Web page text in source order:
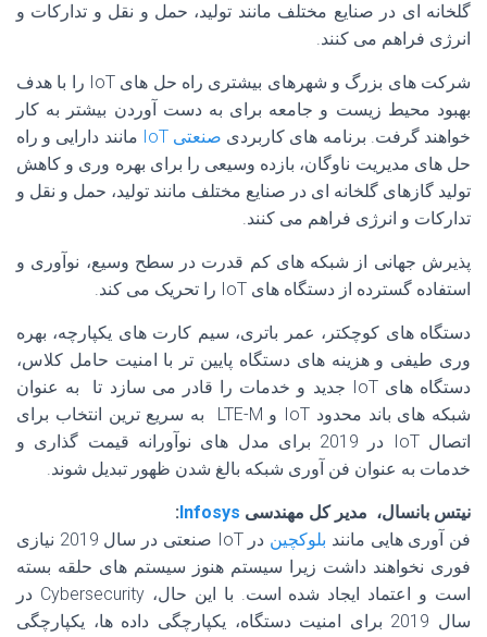
گلخانه ای در صنایع مختلف مانند تولید، حمل و نقل و تدارکات و
انرژی فراهم می کنند.
شرکت های بزرگ و شهرهای بیشتری راه حل های IoT را با هدف
بهبود محیط زیست و جامعه برای به دست آوردن بیشتر به کار
خواهند گرفت. برنامه های کاربردی صنعتی IoT
مانند دارایی و راه
حل های مدیریت ناوگان، بازده وسیعی را برای بهره وری و کاهش
تولید گازهای گلخانه ای در صنایع مختلف مانند تولید، حمل و نقل و
تدارکات و انرژی فراهم می کنند.
پذیرش جهانی از شبکه های کم قدرت در سطح وسیع، نوآوری و
استفاده گسترده از دستگاه های IoT را تحریک می کند.
دستگاه های کوچکتر، عمر باتری، سیم کارت های یکپارچه، بهره
وری طیفی و هزینه های دستگاه پایین تر با امنیت حامل کلاس،
دستگاه های IoT جدید و خدمات را قادر می سازد تا به عنوان
شبکه های باند محدود IoT و LTE-M به سریع ترین انتخاب برای
اتصال IoT در 2019 برای مدل های نوآورانه قیمت گذاری و
خدمات به عنوان فن آوری شبکه بالغ شدن ظهور تبدیل شوند.
نیتس بانسال، مدیر کل مهندسی Infosys
:
فن آوری هایی مانند بلوکچین
در IoT صنعتی در سال 2019 نیازی
فوری نخواهند داشت زیرا سیستم هنوز سیستم های حلقه بسته
است و اعتماد ایجاد شده است. با این حال، Cybersecurity در
سال 2019 برای امنیت دستگاه، یکپارچگی داده ها، یکپارچگی